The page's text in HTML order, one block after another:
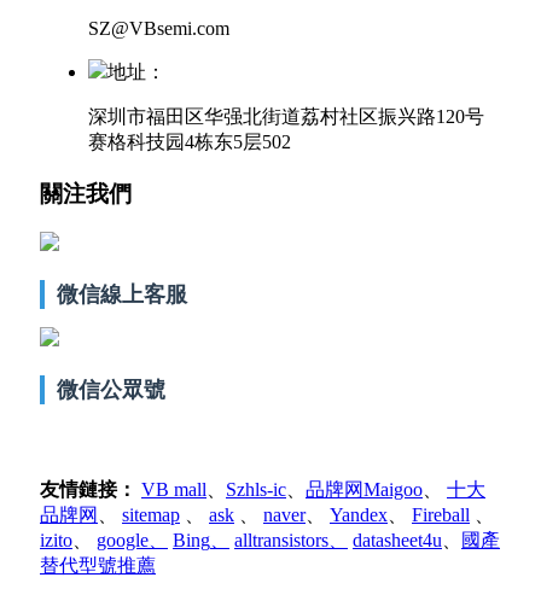
SZ@VBsemi.com
地址：
深圳市福田区华强北街道荔村社区振兴路120号
赛格科技园4栋东5层502
關注我們
微信線上客服
微信公眾號
友情鏈接： VB mall Szhls-ic 品牌网Maigoo
十大
品牌网
sitemap ask naver、 Yandex Fireball
izito
google Bing alltransistors datasheet4u
國產
替代型號推薦